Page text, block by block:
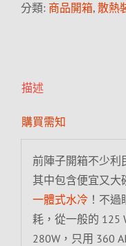
分類: 商品開箱, 散熱
描述
購買需知
前陣子開箱不少利
其中包含便宜又大
一體式水冷！不過
耗，從一般的 125
280W，只用 360